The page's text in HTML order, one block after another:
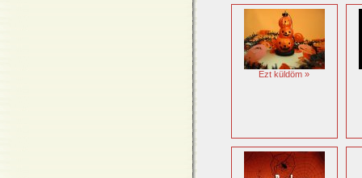
Ezt küldöm »